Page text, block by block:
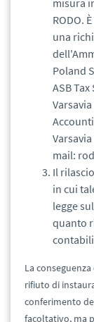
misura
RODO.
una
Poland
ASB
mail:
Il
in cui
legge
quanto
La
rifiuto di
conferimento
facoltativo, ma